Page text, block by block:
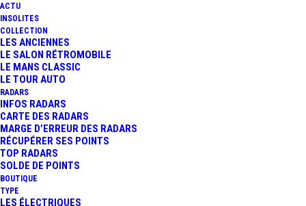
ACTU
INSOLITES
COLLECTION
LES ANCIENNES
LE SALON RÉTROMOBILE
LE MANS CLASSIC
LE TOUR AUTO
RADARS
INFOS RADARS
CARTE DES RADARS
MARGE D’ERREUR DES RADARS
RÉCUPÉRER SES POINTS
TOP RADARS
SOLDE DE POINTS
BOUTIQUE
TYPE
LES ÉLECTRIQUES
1 janvier 2017
VIDÉO-VERBALISATION :